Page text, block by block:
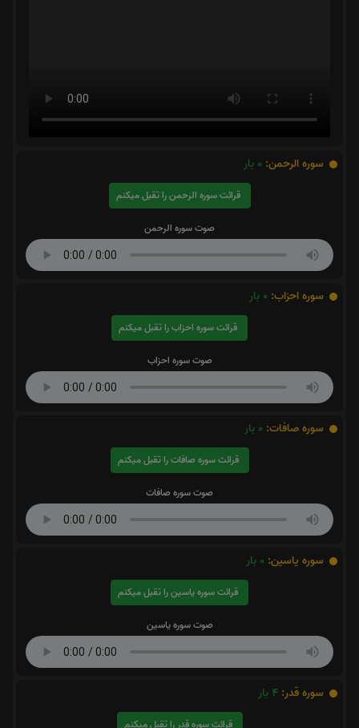
سوره الرحمن: 0 بار
قرائت سوره الرحمن را تقبل میکنم
صوت سوره الرحمن
سوره احزاب: 0 بار
قرائت سوره احزاب را تقبل میکنم
صوت سوره احزاب
سوره صافات: 0 بار
قرائت سوره صافات را تقبل میکنم
صوت سوره صافات
سوره یاسین: 0 بار
قرائت سوره یاسین را تقبل میکنم
صوت سوره یاسین
سوره قدر: 4 بار
قرائت سوره قدر را تقبل میکنم